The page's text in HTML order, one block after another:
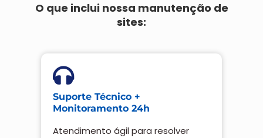
O que inclui nossa manutenção de
sites:
Suporte Técnico +
Monitoramento 24h
Atendimento ágil para resolver